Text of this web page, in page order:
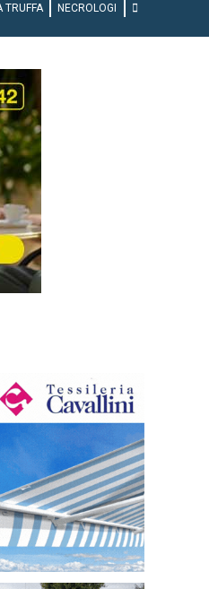
TRUFFA NECROLOGI
Mostra L'acqua ci unisce